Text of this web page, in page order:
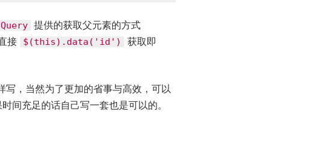
提供的获取父元素的方式
接 $(this).data('id')
获取即
写，当然为了更加的省事与高效，可以
间充足的话自己写一套也是可以的。